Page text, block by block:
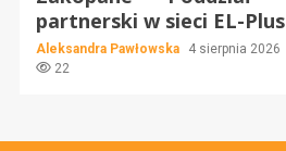
partnerski w sieci EL-Plus
Aleksandra Pawłowska
4 sierpnia 2026
22